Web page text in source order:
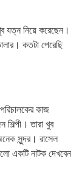
যত্ন নিয়ে করেছেন।
কতটা পেরেছি
কাজ
তারা খুব
সুন্দর। রাসেল
একটি নাটক দেখবেন